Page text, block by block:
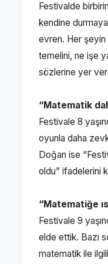
Festivalde
kendine
evren. Her
temelini, ne işe
sözlerine yer
“Matematik
Festivale 8
oyunla daha
Doğan ise
oldu” ifadelerini
“Matematiğe
Festivale 9
elde ettik. Bazı
matematik ile